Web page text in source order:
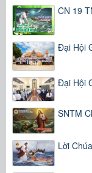
CN 19
Đại Hội
Đại Hội
SNTM
Lời